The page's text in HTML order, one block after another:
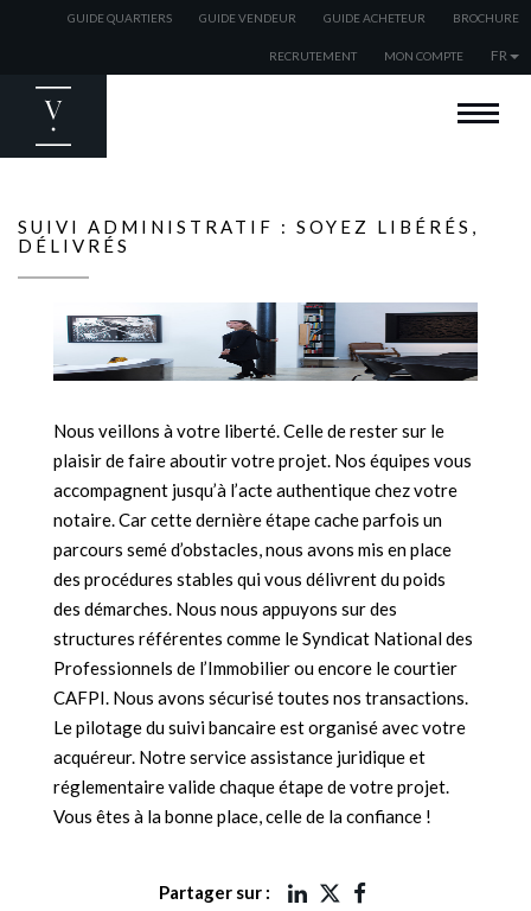
VENDRE
LOUER
EXPATRIÉS
NOS AGENCES
NOS ACTUALITÉS
GUIDE QUARTIERS GUIDE VENDEUR GUIDE ACHETEUR BROCHURE
RECRUTEMENT MON COMPTE FR
SUIVI ADMINISTRATIF : SOYEZ LIBÉRÉS,
DÉLIVRÉS
Nous veillons à votre liberté. Celle de rester sur le
plaisir de faire aboutir votre projet. Nos équipes vous
accompagnent jusqu’à l’acte authentique chez votre
notaire. Car cette dernière étape cache parfois un
parcours semé d’obstacles, nous avons mis en place
des procédures stables qui vous délivrent du poids
des démarches. Nous nous appuyons sur des
structures référentes comme le Syndicat National des
Professionnels de l’Immobilier ou encore le courtier
CAFPI. Nous avons sécurisé toutes nos transactions.
Le pilotage du suivi bancaire est organisé avec votre
acquéreur. Notre service assistance juridique et
réglementaire valide chaque étape de votre projet.
Vous êtes à la bonne place, celle de la confiance !
Partager sur :